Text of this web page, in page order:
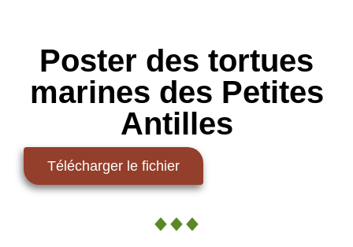
Poster des tortues
marines des Petites
Antilles
Télécharger le fichier